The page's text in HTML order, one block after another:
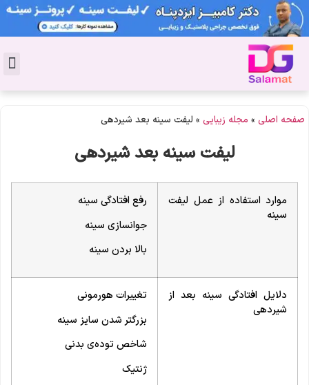
صفحه اصلی » مجله زیبایی » لیفت سینه بعد شیردهی
لیفت سینه بعد شیردهی
موارد استفاده از عمل لیفت
سینه
رفع افتادگی سینه
جوانسازی سینه
بالا بردن سینه
دلایل افتادگی سینه بعد از
شیردهی
تغییرات هورمونی
بزرگتر شدن سایز سینه
شاخص توده‌ی بدنی
ژنتیک